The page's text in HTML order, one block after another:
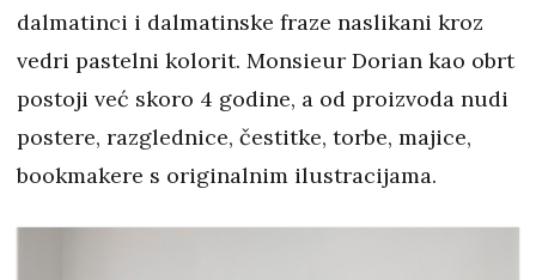
dalmatinci i dalmatinske fraze naslikani kroz
vedri pastelni kolorit. Monsieur Dorian kao obrt
postoji već skoro 4 godine, a od proizvoda nudi
postere, razglednice, čestitke, torbe, majice,
bookmakere s originalnim ilustracijama.